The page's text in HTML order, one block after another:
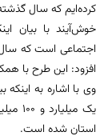
کرده‌ایم که سال گذشته 288 هزار آموزش
خوش‌آیند با بیان
افزود: این طرح با
وی با اشاره به
استان شده است.